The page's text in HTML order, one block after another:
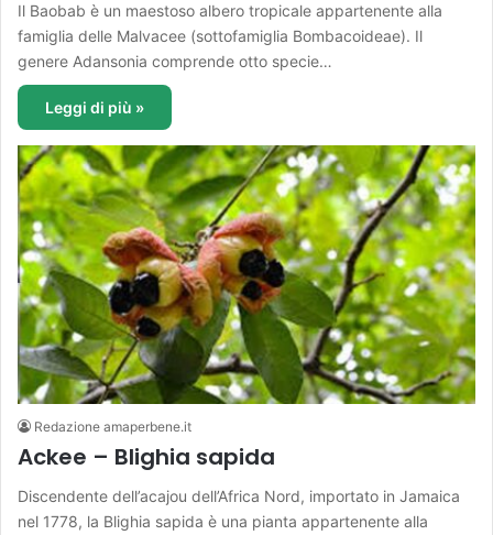
Il Baobab è un maestoso albero tropicale appartenente alla
famiglia delle Malvacee (sottofamiglia Bombacoideae). Il
genere Adansonia comprende otto specie…
Leggi di più »
Redazione amaperbene.it
Ackee – Blighia sapida
Discendente dell’acajou dell’Africa Nord, importato in Jamaica
nel 1778, la Blighia sapida è una pianta appartenente alla